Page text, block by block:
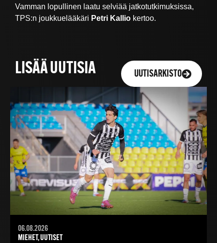
Vamman lopullinen laatu selviää jatkotutkimuksissa,
TPS:n joukkuelääkäri Petri Kallio kertoo.
LISÄÄ UUTISIA UUTISARKISTO
06.08.2026
MIEHET, UUTISET